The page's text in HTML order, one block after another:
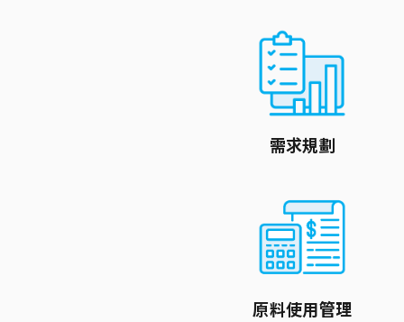
需求規劃
原料使用管理